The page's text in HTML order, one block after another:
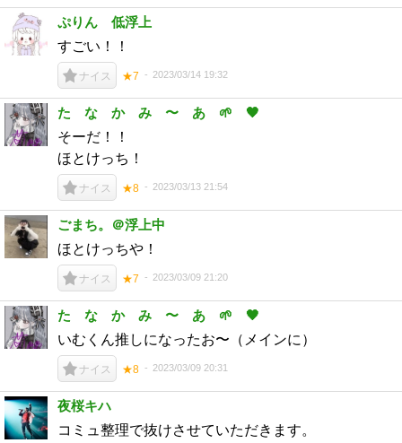
ぷりん 低浮上
すごい！！
ナイス ★7 2023/03/14 19:32
た な か み 〜 あ 🌱 🖤
そーだ！！
ほとけっち！
ナイス ★8 2023/03/13 21:54
ごまち。＠浮上中
ほとけっちや！
ナイス ★7 2023/03/09 21:20
た な か み 〜 あ 🌱 🖤
いむくん推しになったお〜（メインに）
ナイス ★8 2023/03/09 20:31
夜桜キハ
コミュ整理で抜けさせていただきます。